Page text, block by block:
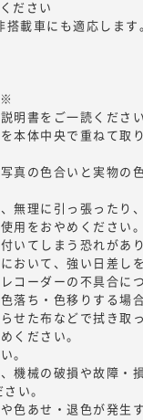
ださい
載車にも適応します
明書をご一読くださ
本体中央で重ねて取
真の色合いと実物の
無理に引っ張ったり
用をおやめください
いてしまう恐れがあ
おいて、強い日差し
コーダーの不具合に
落ち・色移りする場
せた布などで拭き取
ください。
。
機械の破損や故障・
い。
色あせ・退色が発生